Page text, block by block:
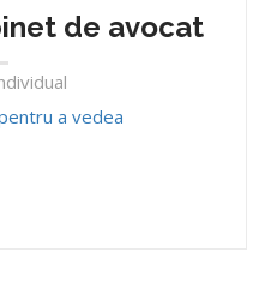
de avocat
a vedea